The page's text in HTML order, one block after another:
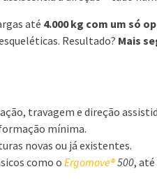
até 4.000 kg com um só
Resultado? Mais
travagem e direção
mínima.
novas ou já existentes.
como o Ergomove®500,